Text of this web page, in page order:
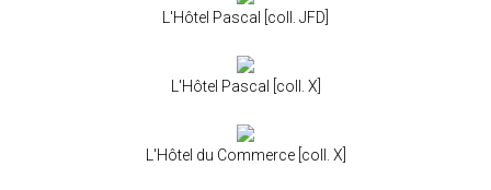
L'Hôtel Pascal [coll. JFD]
L'Hôtel Pascal [coll. X]
L'Hôtel du Commerce [coll. X]